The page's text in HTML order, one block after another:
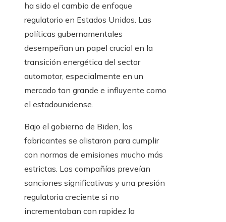
ha sido el cambio de enfoque
regulatorio en Estados Unidos. Las
políticas gubernamentales
desempeñan un papel crucial en la
transición energética del sector
automotor, especialmente en un
mercado tan grande e influyente como
el estadounidense.
Bajo el gobierno de Biden, los
fabricantes se alistaron para cumplir
con normas de emisiones mucho más
estrictas. Las compañías preveían
sanciones significativas y una presión
regulatoria creciente si no
incrementaban con rapidez la